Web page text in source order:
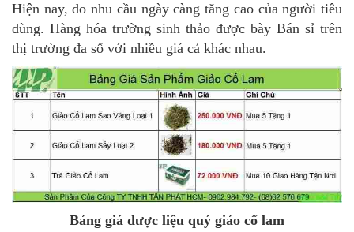
Hiện nay, do nhu cầu ngày càng tăng cao của người tiêu
dùng. Hàng hóa trường sinh thảo được bày Bán sỉ trên
thị trường đa số với nhiều giá cả khác nhau.
Bảng giá dược liệu quý giảo cổ lam